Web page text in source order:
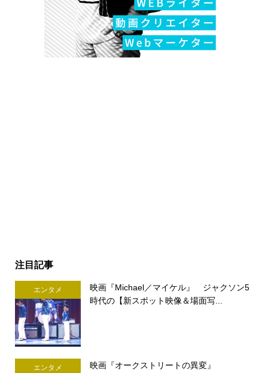
注目記事
エンタメ
映画『Michael／マイケル』 ジャクソン5
時代の【新スポット映像＆場面写...
エンタメ
映画『オークストリートの異変』